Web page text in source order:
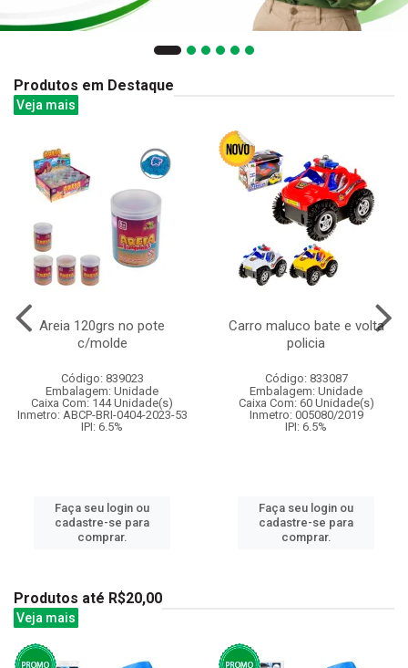
Produtos em Destaque
Veja mais
Areia 120grs no pote
c/molde
Código: 839023
Embalagem: Unidade
Caixa Com: 144 Unidade(s)
Inmetro: ABCP-BRI-0404-2023-53
IPI: 6.5%
Faça seu login ou
cadastre-se para
comprar.
Carro maluco bate e volta
policia
Código: 833087
Embalagem: Unidade
Caixa Com: 60 Unidade(s)
Inmetro: 005080/2019
IPI: 6.5%
Faça seu login ou
cadastre-se para
comprar.
Produtos até R$20,00
Veja mais